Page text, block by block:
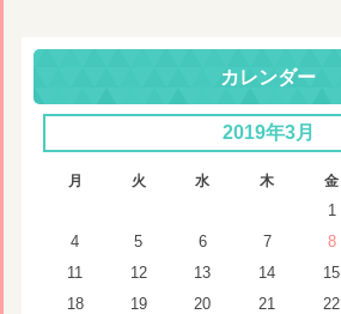
カレンダー
2019年3月
月 火 水 木 金
1
4
5 6 7 8
11
12 13 14 15
18
19 20 21 22